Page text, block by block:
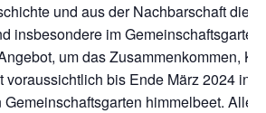
und aus der Nachbarschaft die
insbesondere im
um das Zusammenkommen,
voraussichtlich bis Ende März 2024 in
himmelbeet. Alle